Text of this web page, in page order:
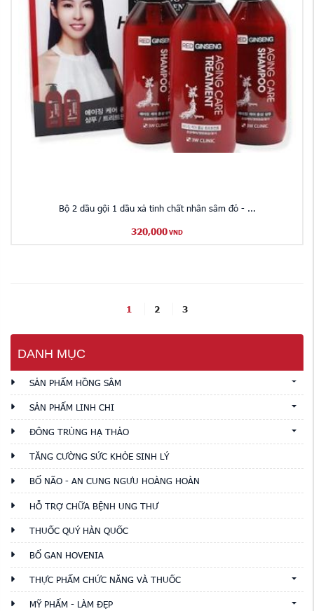
Bộ 2 dầu gội 1 dầu xả tinh chất nhân sâm đỏ - ...
320,000 VND
1 2 3
DANH MỤC
SẢN PHẨM HỒNG SÂM
SẢN PHẨM LINH CHI
ĐÔNG TRÙNG HẠ THẢO
TĂNG CƯỜNG SỨC KHỎE SINH LÝ
BỔ NÃO - AN CUNG NGƯU HOÀNG HOÀN
HỖ TRỢ CHỮA BỆNH UNG THƯ
THUỐC QUÝ HÀN QUỐC
BỔ GAN HOVENIA
THỰC PHẨM CHỨC NĂNG VÀ THUỐC
MỸ PHẨM - LÀM ĐẸP